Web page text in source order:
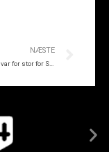
NÆSTE
Løvernes magt var for stor for SIF